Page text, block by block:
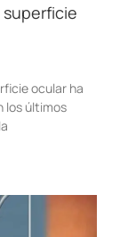
superficie
ocular ha
los últimos